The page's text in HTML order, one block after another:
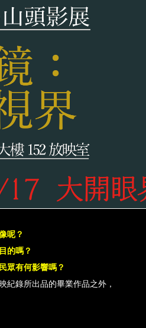
呢？
的嗎？
眾有何影響嗎？
紀錄所出品的畢業作品之外，